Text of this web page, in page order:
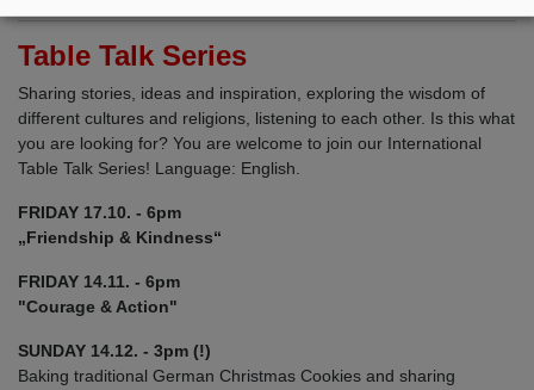
Table Talk Series
Sharing stories, ideas and inspiration, exploring the wisdom of
different cultures and religions, listening to each other. Is this what
you are looking for? You are welcome to join our International
Table Talk Series! Language: English.
FRIDAY 17.10. - 6pm
„Friendship & Kindness“
FRIDAY 14.11. - 6pm
"Courage & Action"
SUNDAY 14.12. - 3pm (!)
Baking traditional German Christmas Cookies and sharing